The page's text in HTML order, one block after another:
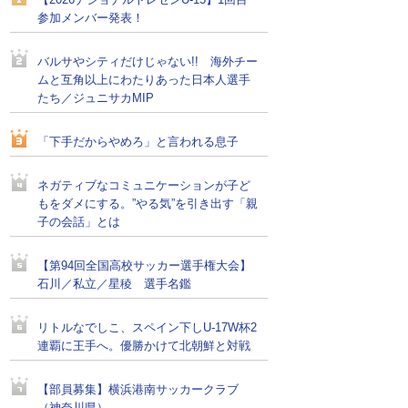
参加メンバー発表！
バルサやシティだけじゃない!! 海外チー
ムと互角以上にわたりあった日本人選手
たち／ジュニサカMIP
「下手だからやめろ」と言われる息子
ネガティブなコミュニケーションが子ど
もをダメにする。”やる気”を引き出す「親
子の会話」とは
【第94回全国高校サッカー選手権大会】
石川／私立／星稜 選手名鑑
リトルなでしこ、スペイン下しU-17W杯2
連覇に王手へ。優勝かけて北朝鮮と対戦
【部員募集】横浜港南サッカークラブ